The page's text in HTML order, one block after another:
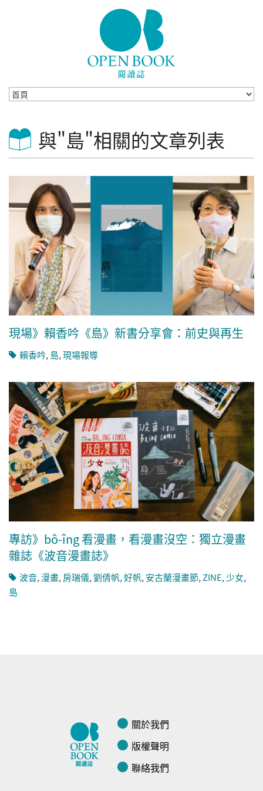
與"島"相關的文章列表
現場》賴香吟《島》新書分享會：前史與再生
賴香吟,島,現場報導
專訪》bô-îng 看漫畫，看漫畫沒空：獨立漫畫
雜誌《波音漫畫誌》
波音,漫畫, 房瑞儀,劉倩帆,好帆, 安古蘭漫畫節, ZINE, 少女,
島
關於我們
版權聲明
聯絡我們